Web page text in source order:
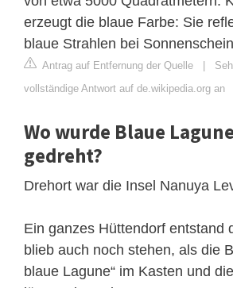
erzeugt die blaue Farbe: Sie
blaue Strahlen bei
Antrag auf Entfernung der Quelle |
vollständige Antwort auf de.wikipedia.org an
Wo wurde Blaue
gedreht?
Drehort war die Insel Nanuya
Ein ganzes Hüttendorf entstand
blieb auch noch stehen, als die
blaue Lagune“ im Kasten und